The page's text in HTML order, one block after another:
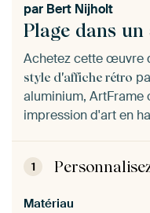
Plage dans
par Bert Nijholt
Achetez cette œuvre
style d'affiche rétro
aluminium, ArtFrame
impression d'art en
1
Matériau